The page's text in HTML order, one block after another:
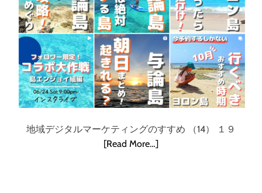
地域デジタルマーケティングのすすめ （14） １９
[Read More…]